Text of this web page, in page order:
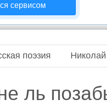
сервисом
поэзия
ль